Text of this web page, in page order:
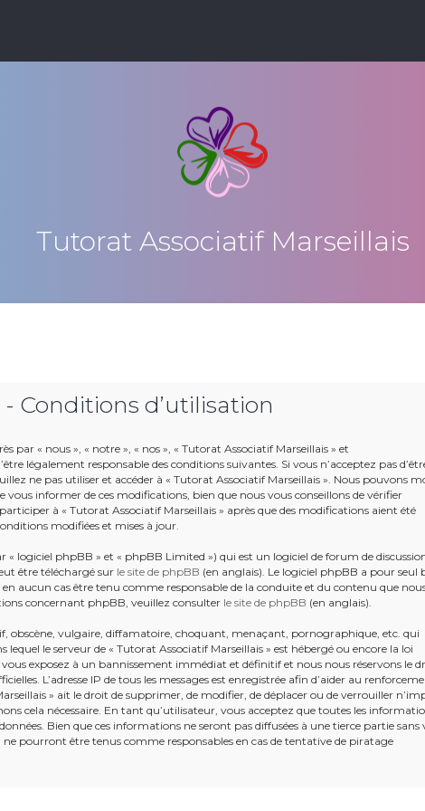
Tutorat Associatif Marseillais
Conditions d’utilisation
par « nous », « notre », « nos », « Tutorat Associatif Marseillais » et
légalement responsable des conditions suivantes. Si vous n’acceptez pas
ne pas utiliser et accéder à « Tutorat Associatif Marseillais ». Nous pouvons
informer de ces modifications, bien que nous vous conseillons de vérifier
à « Tutorat Associatif Marseillais » après que des modifications aient été
modifiées et mises à jour.
logiciel phpBB » et « phpBB Limited ») qui est un logiciel de forum de
être téléchargé sur le site de phpBB (en anglais). Le logiciel phpBB a pour seul
aucun cas être tenu comme responsable de la conduite et du contenu que
concernant phpBB, veuillez consulter le site de phpBB (en anglais).
obscène, vulgaire, diffamatoire, choquant, menaçant, pornographique, etc. qui
le serveur de « Tutorat Associatif Marseillais » est hébergé ou encore la loi
exposez à un bannissement immédiat et définitif et nous nous réservons le
L’adresse IP de tous les messages est enregistrée afin d’aider au
» ait le droit de supprimer, de modifier, de déplacer ou de verrouiller
cela nécessaire. En tant qu’utilisateur, vous acceptez que toutes les
Bien que ces informations ne seront pas diffusées à une tierce partie sans
pourront être tenus comme responsables en cas de tentative de piratage